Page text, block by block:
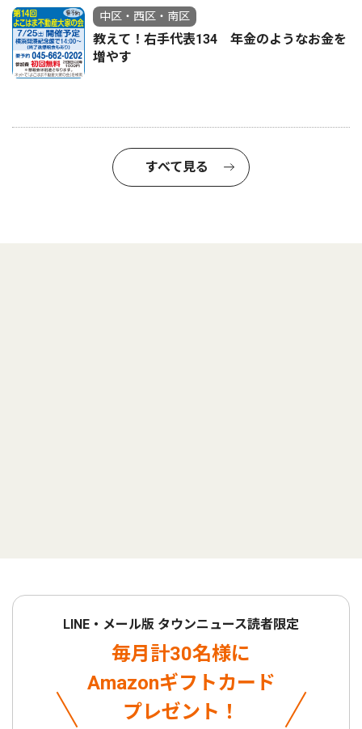
中区・西区・南区
教えて！右手代表134 年金のようなお金を
増やす
すべて見る
LINE・メール版 タウンニュース読者限定
毎月計30名様に
Amazonギフトカード
プレゼント！